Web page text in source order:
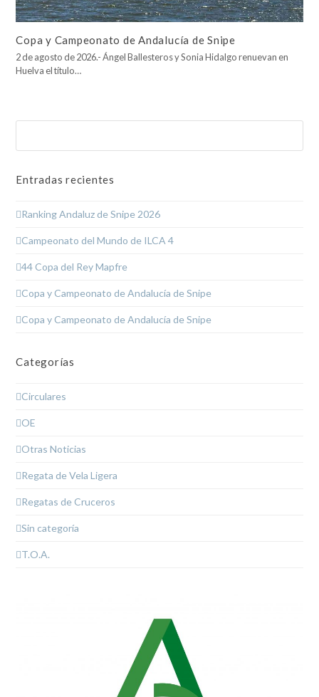
Copa y Campeonato de Andalucía de Snipe
2 de agosto de 2026.- Ángel Ballesteros y Sonia Hidalgo renuevan en
Huelva el título…
Entradas recientes
Ranking Andaluz de Snipe 2026
Campeonato del Mundo de ILCA 4
44 Copa del Rey Mapfre
Copa y Campeonato de Andalucía de Snipe
Copa y Campeonato de Andalucía de Snipe
Categorías
Circulares
OE
Otras Noticias
Regata de Vela Ligera
Regatas de Cruceros
Sin categoría
T.O.A.